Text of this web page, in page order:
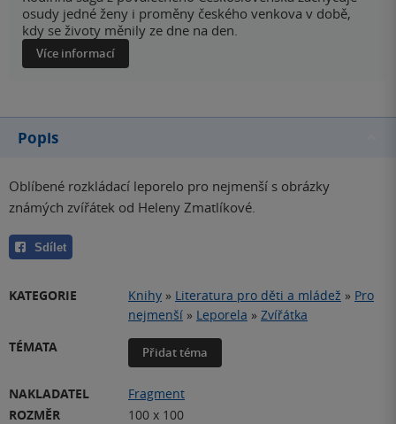
osudy jedné ženy i proměny českého venkova v době,
kdy se životy měnily ze dne na den.
Více informací
Popis
Oblíbené rozkládací leporelo pro nejmenší s obrázky
známých zvířátek od Heleny Zmatlíkové.
Sdílet
KATEGORIE Knihy » Literatura pro děti a mládež » Pro
nejmenší » Leporela » Zvířátka
TÉMATA
Přidat téma
NAKLADATEL
Fragment
ROZMĚR
100 x 100